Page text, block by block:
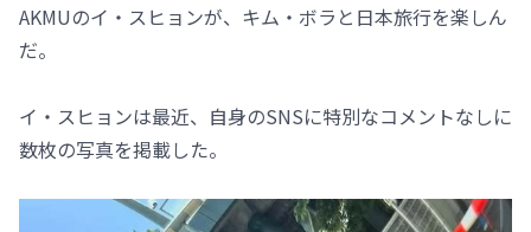
AKMUのイ・スヒョンが、キム・ボラと日本旅行を楽しん
だ。
イ・スヒョンは最近、自身のSNSに特別なコメントなしに
数枚の写真を掲載した。